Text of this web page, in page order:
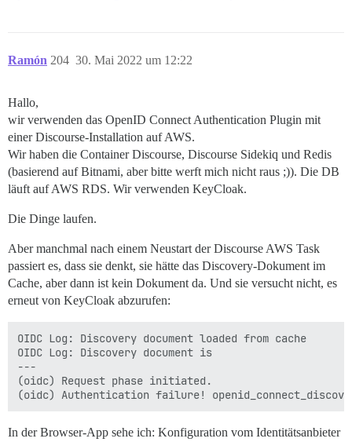
Ramón 30. Mai 2022 um 12:22
204
Hallo,
wir verwenden das OpenID Connect Authentication Plugin mit
einer Discourse-Installation auf AWS.
Wir haben die Container Discourse, Discourse Sidekiq und Redis
(basierend auf Bitnami, aber bitte werft mich nicht raus ;)). Die DB
läuft auf AWS RDS. Wir verwenden KeyCloak.
Die Dinge laufen.
Aber manchmal nach einem Neustart der Discourse AWS Task
passiert es, dass sie denkt, sie hätte das Discovery-Dokument im
Cache, aber dann ist kein Dokument da. Und sie versucht nicht, es
erneut von KeyCloak abzurufen:
OIDC Log: Discovery document loaded from cache
OIDC Log: Discovery document is
---
(oidc) Request phase initiated.
In der Browser-App sehe ich: Konfiguration vom Identitätsanbieter